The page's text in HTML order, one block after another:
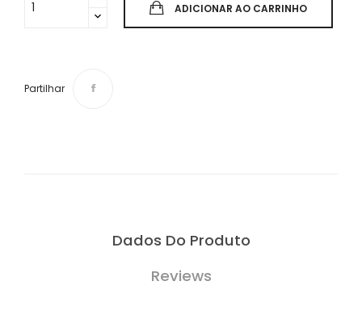
ADICIONAR AO CARRINHO
Partilhar
Dados Do Produto
Reviews